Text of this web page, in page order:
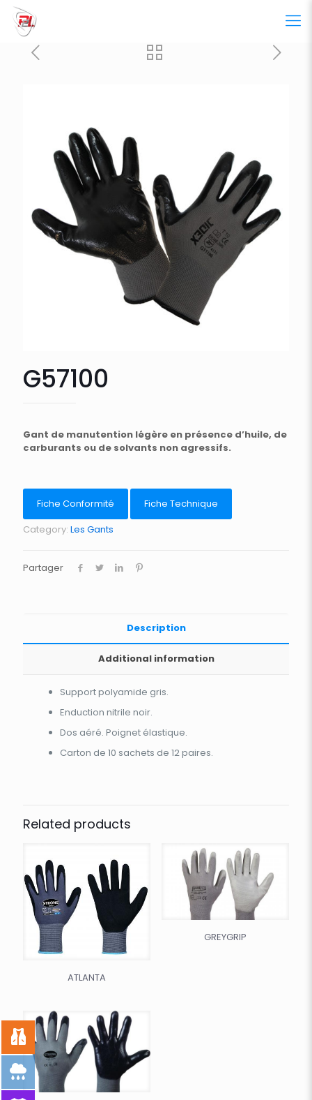
G57100
Gant de manutention légère en présence d’huile, de
carburants ou de solvants non agressifs.
Fiche Conformité
Fiche Technique
Category: Les Gants
Partager
Description
Additional information
Support polyamide gris.
Enduction nitrile noir.
Dos aéré. Poignet élastique.
Carton de 10 sachets de 12 paires.
Related products
ATLANTA
GREYGRIP